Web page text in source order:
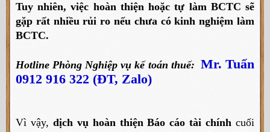
Tuy nhiên, việc hoàn thiện hoặc tự làm BCTC sẽ
gặp rất nhiều rủi ro nếu chưa có kinh nghiệm làm
BCTC.
Hotline Phòng Nghiệp vụ kế toán thuế: Mr. Tuấn
0912 916 322 (ĐT, Zalo)
Vì vậy, dịch vụ hoàn thiện Báo cáo tài chính cuối